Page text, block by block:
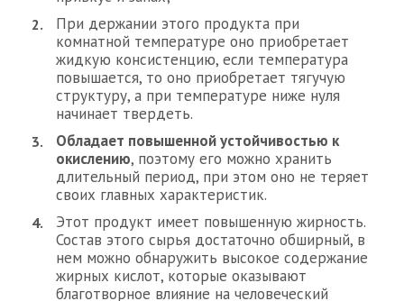
При держании этого продукта при
комнатной температуре оно приобретает
жидкую консистенцию, если температура
повышается, то оно приобретает тягучую
структуру, а при температуре ниже нуля
начинает твердеть.
Обладает повышенной устойчивостью к
окислению, поэтому его можно хранить
длительный период, при этом оно не теряет
своих главных характеристик.
Этот продукт имеет повышенную жирность.
Состав этого сырья достаточно обширный, в
нем можно обнаружить высокое содержание
жирных кислот, которые оказывают
благотворное влияние на человеческий